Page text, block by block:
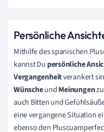
Persönliche
Mithilfe des spanischen
kannst Du persönliche
Vergangenheitverankert
WünscheundMeinungen
auch Bitten und
eine vergangene Situation
ebenso den